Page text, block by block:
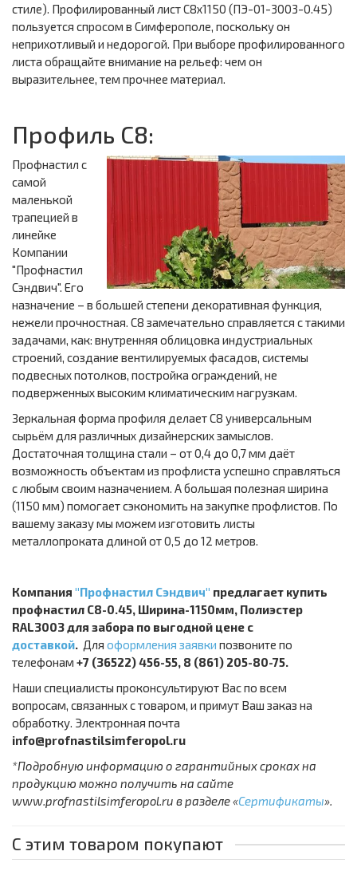
стиле). Профилированный лист С8х1150 (ПЭ-01-3003-0.45)
пользуется спросом в Симферополе, поскольку он
неприхотливый и недорогой. При выборе профилированного
листа обращайте внимание на рельеф: чем он
выразительнее, тем прочнее материал.
Профиль С8:
Профнастил с
самой
маленькой
трапецией в
линейке
Компании
"Профнастил
Сэндвич". Его
назначение – в большей степени декоративная функция,
нежели прочностная. С8 замечательно справляется с такими
задачами, как: внутренняя облицовка индустриальных
строений, создание вентилируемых фасадов, системы
подвесных потолков, постройка ограждений, не
подверженных высоким климатическим нагрузкам.
Зеркальная форма профиля делает С8 универсальным
сырьём для различных дизайнерских замыслов.
Достаточная толщина стали – от 0,4 до 0,7 мм даёт
возможность объектам из профлиста успешно справляться
с любым своим назначением. А большая полезная ширина
(1150 мм) помогает сэкономить на закупке профлистов. По
вашему заказу мы можем изготовить листы
металлопроката длиной от 0,5 до 12 метров.
Компания "Профнастил Сэндвич" предлагает купить
профнастил С8-0.45, Ширина-1150мм, Полиэстер
RAL3003 для забора по выгодной цене с
доставкой. Для оформления заявки позвоните по
телефонам +7 (36522) 456-55, 8 (861) 205-80-75.
Наши специалисты проконсультируют Вас по всем
вопросам, связанных с товаром, и примут Ваш заказ на
обработку. Электронная почта
info@profnastilsimferopol.ru
*Подробную информацию о гарантийных сроках на
продукцию можно получить на сайте
www.profnastilsimferopol.ru в разделе «Сертификаты».
С этим товаром покупают